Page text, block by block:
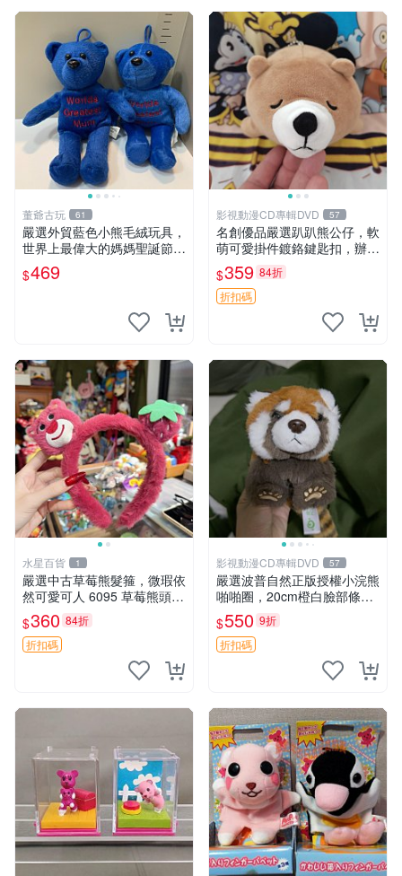
董爺古玩 61
嚴選外貿藍色小熊毛絨玩具，
世界上最偉大的媽媽聖誕節推
薦禮物 五角星 兒童玩具 母親
節
$469
影視動漫CD專輯DVD 57
名創優品嚴選趴趴熊公仔，軟
萌可愛掛件鍍鉻鍵匙扣，辦公
放松好選擇 趴趴熊 鍍鉻鍵匙
扣 萬用掛件
$359 84折
折扣碼
水星百貨 1
嚴選中古草莓熊髮箍，微瑕依
然可愛可人 6095 草莓熊頭飾
中古髮圈 熊寶 寶寶 娃娃熊髮
箍 中古收藏 玩具髮夾
$360 84折
折扣碼
影視動漫CD專輯DVD 57
嚴選波普自然正版授權小浣熊
啪啪圈，20cm橙白臉部條紋
清晰，毛絨超萌贈品推薦。
小浣熊 波普 圈環
$550 9折
折扣碼